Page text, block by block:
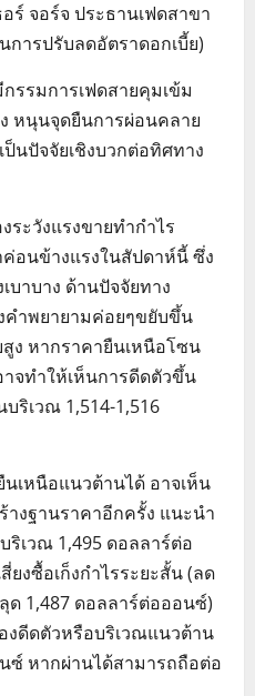
ร์ จอร์จ ประธานเฟดสาขา
ารปรับลดอัตราดอกเบี้ย)
รรมการเฟดสายคุมเข้ม
หนุนจุดยืนการผ่อนคลาย
ป็นปัจจัยเชิงบวกต่อทิศทาง
ระวังแรงขายทำกำไร
อนข้างแรงในสัปดาห์นี้ ซึ่ง
าบาง ด้านปัจจัยทาง
คำพยายามค่อยๆขยับขึ้น
ง หากราคายืนเหนือโซน
จทำให้เห็นการดีดตัวขึ้น
ริเวณ 1,514-1,516
เหนือแนวต้านได้ อาจเห็น
างฐานราคาอีกครั้ง แนะนำ
เวณ 1,495 ดอลลาร์ต่อ
งซื้อเก็งกำไรระยะสั้น (ลด
1,487 ดอลลาร์ต่อออนซ์)
งดีดตัวหรือบริเวณแนวต้าน
ซ์ หากผ่านได้สามารถถือต่อ